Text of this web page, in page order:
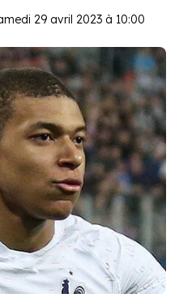
29 avril 2023 à 10:00